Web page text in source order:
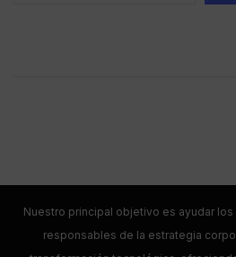
Nuestro principal objetivo es ayudar
responsables de la estrategia